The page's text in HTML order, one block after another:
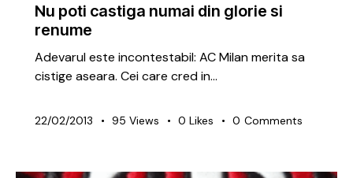
Nu poti castiga numai din glorie si
renume
Adevarul este incontestabil: AC Milan merita sa
cistige aseara. Cei care cred in…
22/02/2013 95 Views 0 Likes 0 Comments